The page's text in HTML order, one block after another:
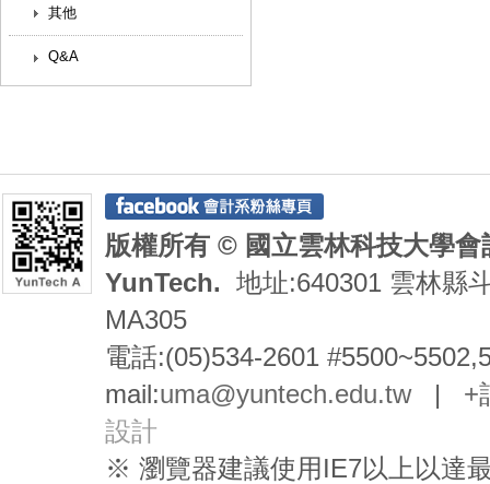
其他
Q&A
版權所有 © 國立雲林科技大學
YunTech. 地址:640301 雲林縣
MA305
電話:(05)534-2601
mail:uma@yuntech.edu.tw| +
設計
※ 瀏覽器建議使用IE7以上以達